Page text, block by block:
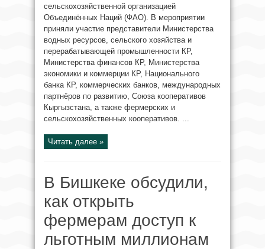
сельскохозяйственной организацией
Объединённых Наций (ФАО). В мероприятии
приняли участие представители Министерства
водных ресурсов, сельского хозяйства и
перерабатывающей промышленности КР,
Министерства финансов КР, Министерства
экономики и коммерции КР, Национального
банка КР, коммерческих банков, международных
партнёров по развитию, Союза кооперативов
Кыргызстана, а также фермерских и
сельскохозяйственных кооперативов. ...
Читать далее »
В Бишкеке обсудили,
как открыть
фермерам доступ к
льготным миллионам